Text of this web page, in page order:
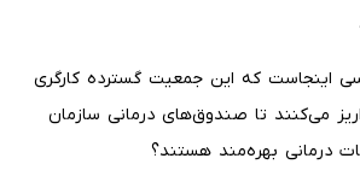
اینجاست که این جمعیت گسترده کارگری
می‌کنند تا صندوق‌های درمانی سازمان
درمانی بهره‌مند هستند؟